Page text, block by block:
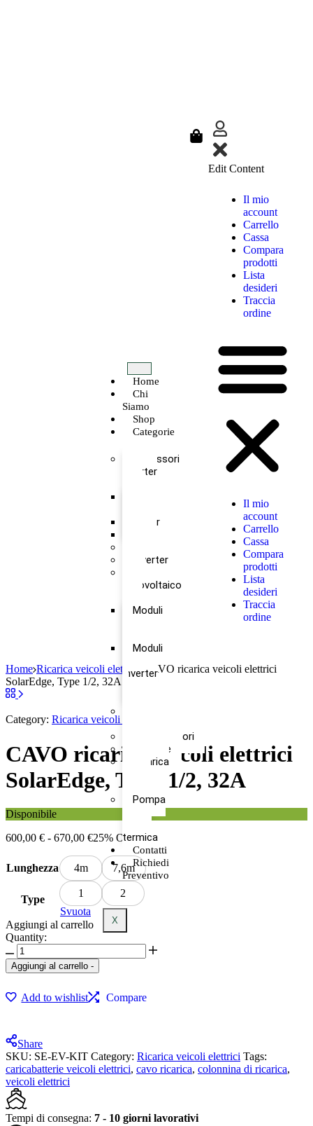
Home
Chi
Siamo
Shop
Categorie
Accessori
inverter
Meter
Inverter
Fotovoltaico
Moduli
Moduli
Inverter
Ottimizzatori
Pratiche
Ricarica
Pompa
termica
Contatti
Richiedi
Preventivo
X
Edit Content
Il mio
account
Carrello
Cassa
Compara
prodotti
Lista
desideri
Traccia
ordine
Il mio
account
Carrello
Cassa
Compara
prodotti
Lista
desideri
Traccia
ordine
Home Ricarica veicoli elettrici CAVO ricarica veicoli elettrici
SolarEdge, Type 1/2, 32A
Category: Ricarica veicoli elettrici
CAVO ricarica veicoli elettrici
SolarEdge, Type 1/2, 32A
Disponibile
600,00 € - 670,00 €25% OFF
Lunghezza 4m 7,6m
Type 1
2
Svuota
Aggiungi al carrello
Quantity:
Aggiungi al carrello -
Add to wishlist Compare
Share
SKU: SE-EV-KIT Category: Ricarica veicoli elettrici Tags:
caricabatterie veicoli elettrici, cavo ricarica, colonnina di ricarica,
veicoli elettrici
Tempi di consegna: 7 - 10 giorni lavorativi